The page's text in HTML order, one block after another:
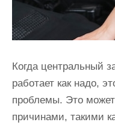
Когда центральный
работает как надо,
проблемы. Это
причинами, такими